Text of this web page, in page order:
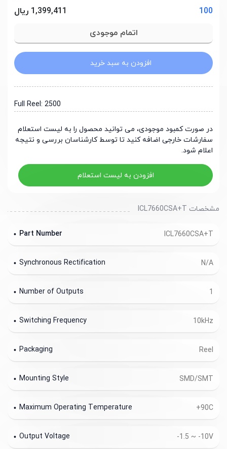
100
1,399,411 ریال
افزودن به سبد خرید
Full Reel: 2500
در صورت کمبود موجودی، می توانید محصول را به لیست استعلام
سفارشات خارجی اضافه کنید تا توسط کارشناسان بررسی و نتیجه
اعلام شود.
افزودن به لیست استعلام
مشخصات ICL7660CSA+T
ICL7660CSA+T
Part Number
N/A
Synchronous Rectification
1
Number of Outputs
10kHz
Switching Frequency
Reel
Packaging
SMD/SMT
Mounting Style
+90C
Maximum Operating Temperature
-1.5 ~ -10V
Output Voltage